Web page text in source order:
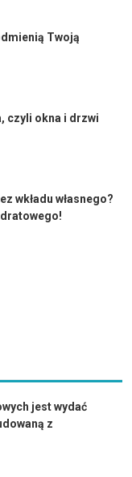
Twoją
czyli okna i drzwi
wkładu własnego?
jest wydać
z